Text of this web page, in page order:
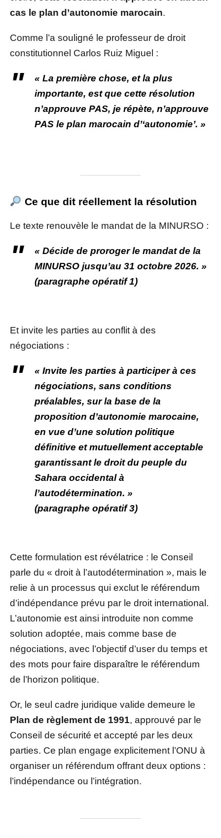
cas le plan d’autonomie marocain.
Comme l’a souligné le professeur de droit
constitutionnel Carlos Ruiz Miguel :
« La première chose, et la plus
importante, est que cette résolution
n’approuve PAS, je répète, n’approuve
PAS le plan marocain d’‘autonomie’. »
Ce que dit réellement la résolution
Le texte renouvèle le mandat de la MINURSO :
« Décide de proroger le mandat de la
MINURSO jusqu’au 31 octobre 2026. »
(paragraphe opératif 1)
Et invite les parties au conflit à des
négociations :
« Invite les parties à participer à ces
négociations, sans conditions
préalables, sur la base de la
proposition d’autonomie marocaine,
en vue d’une solution politique
définitive et mutuellement acceptable
garantissant le droit du peuple du
Sahara occidental à
l’autodétermination. »
(paragraphe opératif 3)
Cette formulation est révélatrice : le Conseil
parle du « droit à l’autodétermination », mais le
relie à un processus qui exclut le référendum
d’indépendance prévu par le droit international.
L’autonomie est ainsi introduite non comme
solution adoptée, mais comme base de
négociations, avec l’objectif d’user du temps et
des mots pour faire disparaître le référendum
de l’horizon politique.
Or, le seul cadre juridique valide demeure le
Plan de règlement de 1991, approuvé par le
Conseil de sécurité et accepté par les deux
parties. Ce plan engage explicitement l’ONU à
organiser un référendum offrant deux options :
l’indépendance ou l’intégration.